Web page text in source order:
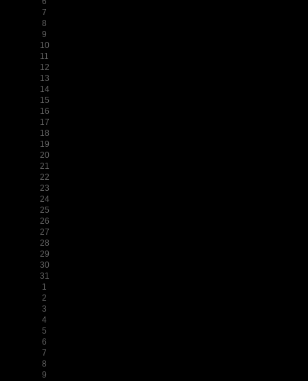
7
8
9
10
11
12
13
14
15
16
17
18
19
20
21
22
23
24
25
26
27
28
29
30
31
1
2
3
4
5
6
7
8
9